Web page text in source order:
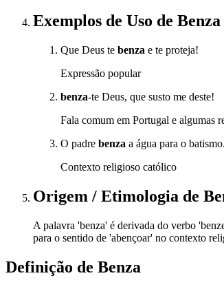
Exemplos de Uso de Benza
Que Deus te benza e te proteja!
Expressão popular
benza-te Deus, que susto me deste!
Fala comum em Portugal e algumas
O padre benza a água para o batismo.
Contexto religioso católico
Origem / Etimologia de
A palavra 'benza' é derivada do verbo
para o sentido de 'abençoar' no contexto
Definição de Benza